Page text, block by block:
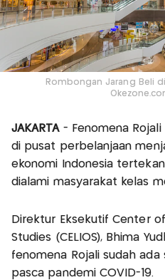
Rombongan Jarang Beli
JAKARTA - Fenomena
di pusat perbelanjaan
ekonomi Indonesia
dialami masyarakat kelas
Direktur Eksekutif Center
Studies (CELIOS), Bhima
fenomena Rojali sudah
pasca pandemi COVID-19.